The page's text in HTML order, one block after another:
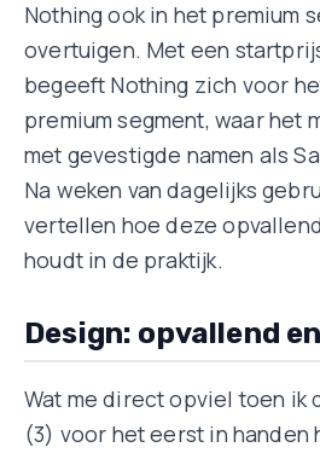
Nothing ook in het premium
overtuigen. Met een
begeeft Nothing zich voor
premium segment, waar het
met gevestigde namen als
Na weken van dagelijks
vertellen hoe deze
houdt in de praktijk.
Design: opvallend
Wat me direct opviel toen ik
(3) voor het eerst in handen